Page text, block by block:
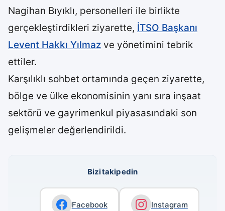
Nagihan Bıyıklı, personelleri ile birlikte
gerçekleştirdikleri ziyarette, İTSO Başkanı
Levent Hakkı Yılmaz ve yönetimini tebrik
ettiler.
Karşılıklı sohbet ortamında geçen ziyarette,
bölge ve ülke ekonomisinin yanı sıra inşaat
sektörü ve gayrimenkul piyasasındaki son
gelişmeler değerlendirildi.
Bizi takip edin
Facebook Instagram